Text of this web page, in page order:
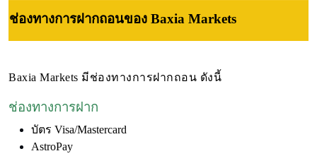
ช่องทางการฝากถอนของ Baxia Markets
Baxia Markets มีช่องทางการฝากถอน ดังนี้
ช่องทางการฝาก
บัตร Visa/Mastercard
AstroPay